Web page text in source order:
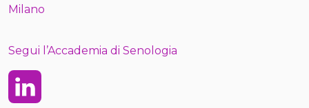
Milano
Segui l’Accademia di Senologia
Linkedin